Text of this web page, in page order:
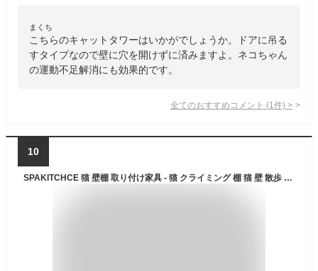
まくち
こちらのキャットタワーはいかがでしょうか。ドアに吊る
すタイプなので壁に穴を開けずに済みますよ。ネコちゃん
の運動不足解消にも効果的です。
全てのおすすめコメント (1 件) >
10
SPAKITCHCE 猫 壁棚 取り付け家具 - 猫 クライミング 棚 猫 壁 散歩 ステップ 子猫 無垢材 ブリッジ スリーピングパーチ ハンモックベッド スクラッチポスト 屋内猫と子猫用